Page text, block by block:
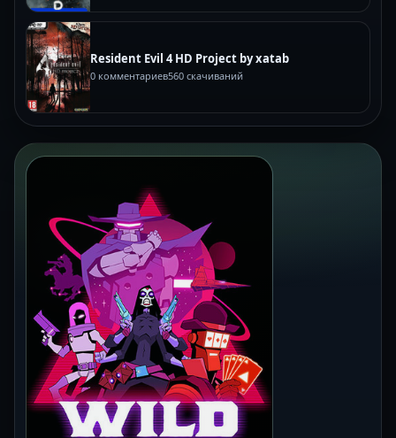
Resident Evil 4 HD Project by xatab
0 комментариев560 скачиваний